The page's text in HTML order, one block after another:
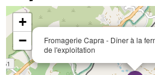
Fromagerie Capra - Dîner à la
de l'exploitation
+
−